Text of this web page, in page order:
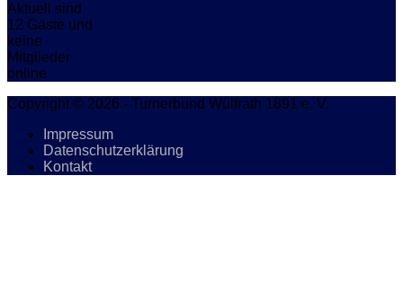
Aktuell sind
12 Gäste und
keine
Mitglieder
online
Copyright © 2026 - Turnerbund Wülfrath 1891 e. V.
Impressum
Datenschutzerklärung
Kontakt